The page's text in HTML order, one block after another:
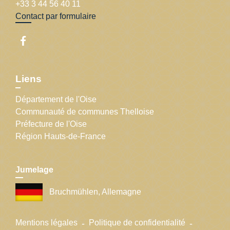
+33 3 44 56 40 11
Contact par formulaire
Liens
Département de l'Oise
Communauté de communes Thelloise
Préfecture de l'Oise
Région Hauts-de-France
Jumelage
Bruchmühlen, Allemagne
Mentions légales - Politique de confidentialité -